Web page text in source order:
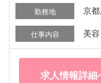
勤務地 京
仕事内容 美
求人情報詳細